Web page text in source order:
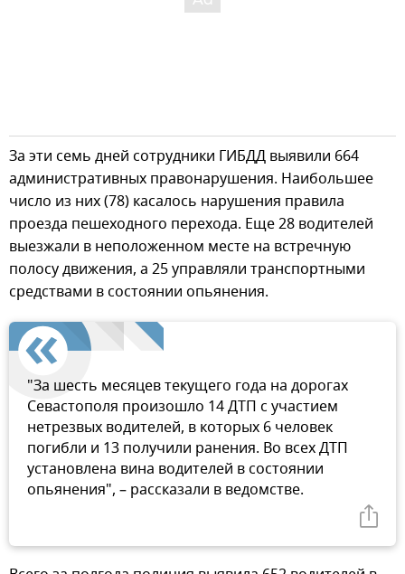
За эти семь дней сотрудники ГИБДД выявили 664
административных правонарушения. Наибольшее
число из них (78) касалось нарушения правила
проезда пешеходного перехода. Еще 28 водителей
выезжали в неположенном месте на встречную
полосу движения, а 25 управляли транспортными
средствами в состоянии опьянения.
"За шесть месяцев текущего года на дорогах
Севастополя произошло 14 ДТП с участием
нетрезвых водителей, в которых 6 человек
погибли и 13 получили ранения. Во всех ДТП
установлена вина водителей в состоянии
опьянения", – рассказали в ведомстве.